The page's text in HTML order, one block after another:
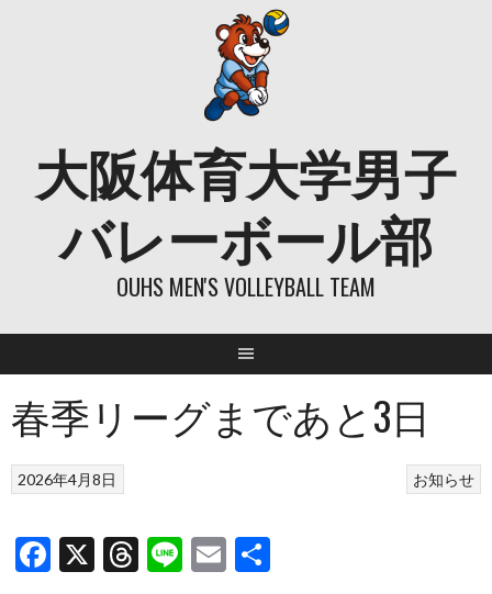
大阪体育大学男子
バレーボール部
OUHS MEN'S VOLLEYBALL TEAM
春季リーグまであと3日
お知らせ
2026年4月8日
Facebook
X Threads
LineEmail